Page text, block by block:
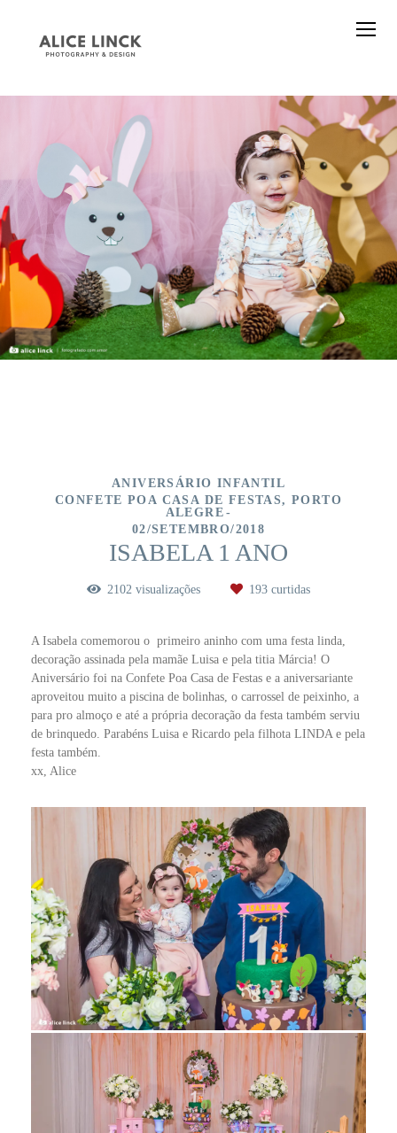
ANIVERSÁRIO INFANTIL
CONFETE POA CASA DE FESTAS, PORTO
ALEGRE
02/SETEMBRO/2018
ISABELA 1 ANO
2102 visualizações 193 curtidas
A Isabela comemorou o primeiro aninho com uma festa linda,
decoração assinada pela mamãe Luisa e pela titia Márcia! O
Aniversário foi na Confete Poa Casa de Festas e a aniversariante
aproveitou muito a piscina de bolinhas, o carrossel de peixinho, a
para pro almoço e até a própria decoração da festa também serviu
de brinquedo. Parabéns Luisa e Ricardo pela filhota LINDA e pela
festa também.
xx, Alice